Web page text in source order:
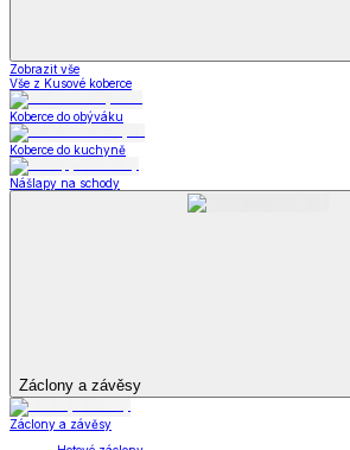
Zobrazit vše
Vše z Kusové koberce
Koberce do obýváku
Koberce do kuchyně
Nášlapy na schody
Záclony a závěsy
Záclony a závěsy